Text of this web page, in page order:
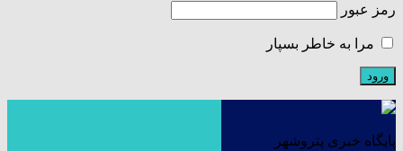
رمز عبور
مرا به خاطر بسپار
پایگاه خبری پتروشهر